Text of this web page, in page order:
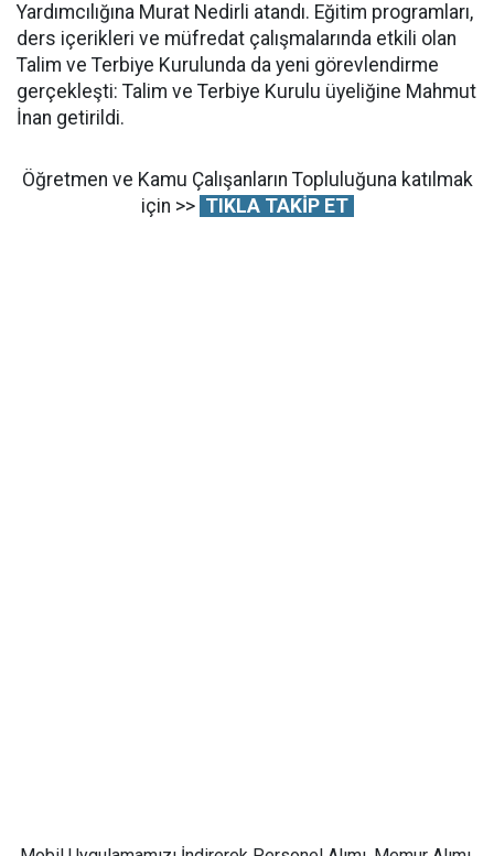
Yardımcılığına Murat Nedirli atandı. Eğitim programları,
ders içerikleri ve müfredat çalışmalarında etkili olan
Talim ve Terbiye Kurulunda da yeni görevlendirme
gerçekleşti: Talim ve Terbiye Kurulu üyeliğine Mahmut
İnan getirildi.
Öğretmen ve Kamu Çalışanların Topluluğuna katılmak
için >> TIKLA TAKİP ET